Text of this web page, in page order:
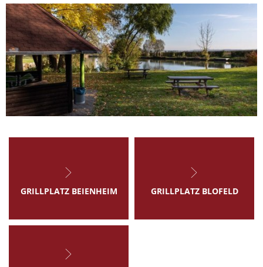
GRILLPLATZ BEIENHEIM GRILLPLATZ BLOFELD